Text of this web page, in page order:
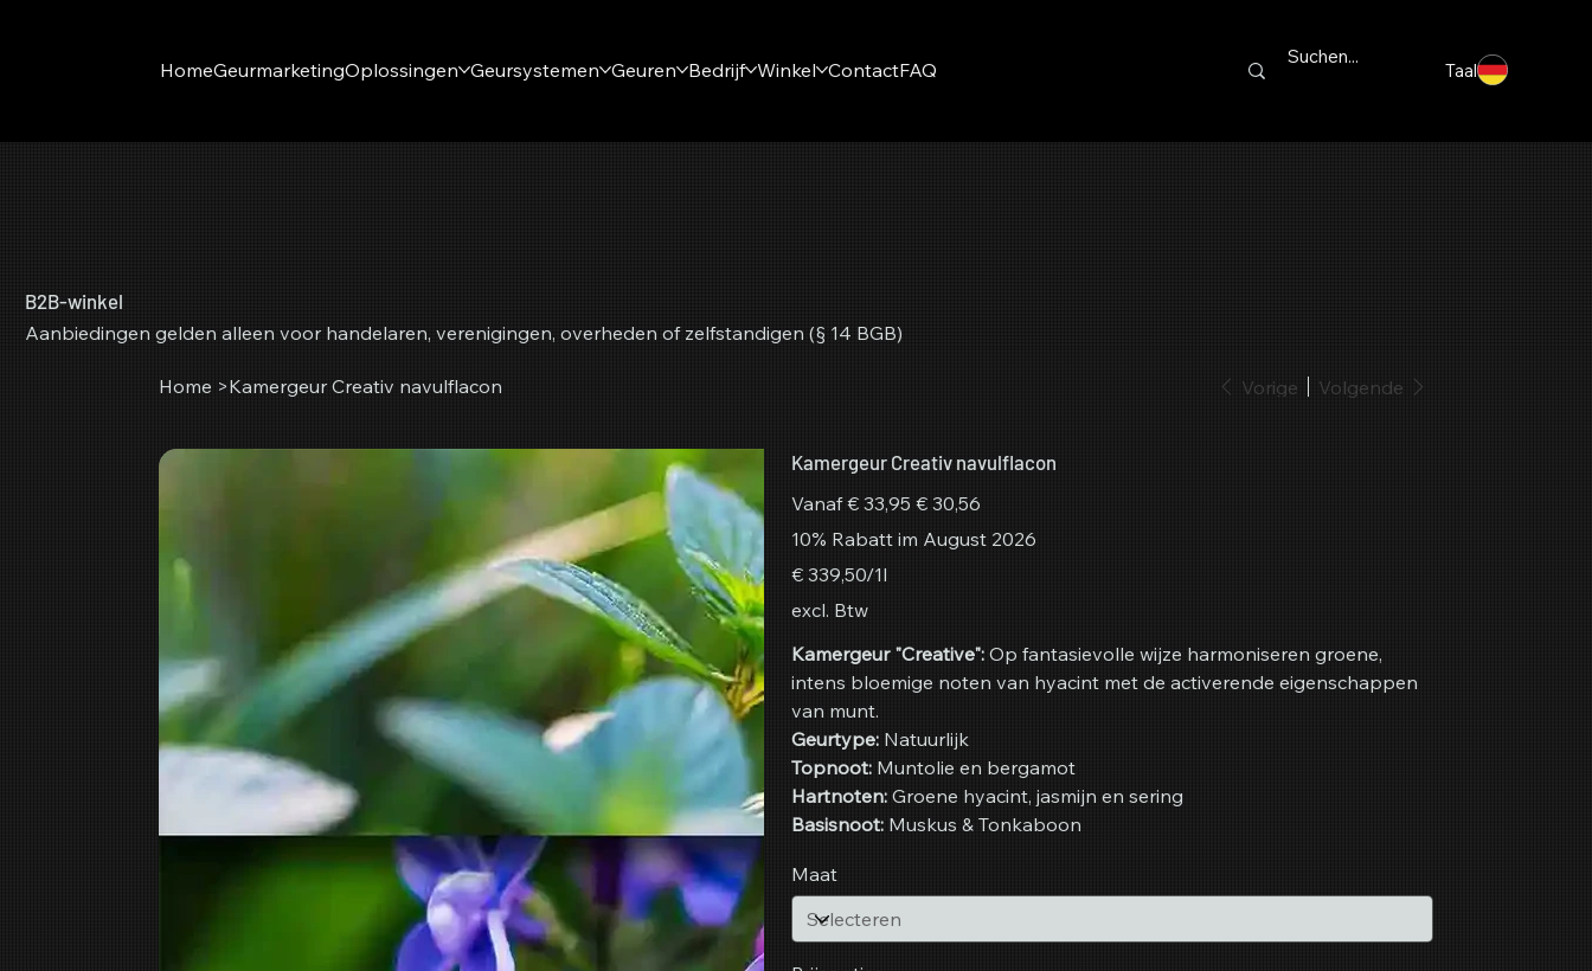
HomeGeurmarketingOplossingen Geursystemen Geuren Bedrijf Winkel ContactFAQ Taal
B2B-winkel
Aanbiedingen gelden alleen voor handelaren, verenigingen, overheden of zelfstandigen (§ 14 BGB)
Home >Kamergeur Creativ navulflacon Vorige Volgende
Kamergeur Creativ navulflacon
Vanaf
Originele
prijs
€ 33,95 Verkoopprijs
€ 30,56
10% Rabatt im August 2026
€ 339,50
per
Liter
€ 339,50/1l
excl. Btw
Kamergeur "Creative": Op fantasievolle wijze harmoniseren groene,
intens bloemige noten van hyacint met de activerende eigenschappen
van munt.
Geurtype: Natuurlijk
Topnoot: Muntolie en bergamot
Hartnoten: Groene hyacint, jasmijn en sering
Basisnoot: Muskus & Tonkaboon
Maat